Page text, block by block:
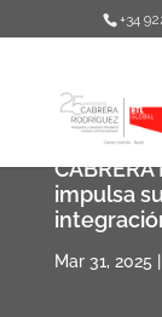
+34
CABRERA
impulsa
Mar 31, 2025